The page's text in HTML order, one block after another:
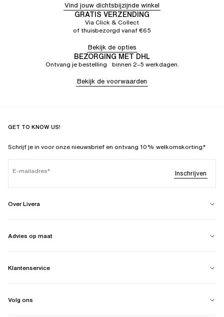
Vind jouw dichtsbijzijnde winkel
GRATIS VERZENDING
Via Click & Collect
of thuisbezorgd vanaf €65
Bekijk de opties
BEZORGING MET DHL
Ontvang je bestelling binnen 2–5 werkdagen.
Bekijk de voorwaarden
GET TO KNOW US!
Schrijf je in voor onze nieuwsbrief en ontvang 10% welkomskorting.*
E-mailadres Inschrijven
Over Livera
Advies op maat
Klantenservice
Volg ons